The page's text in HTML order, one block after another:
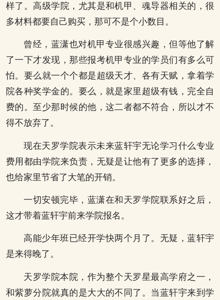
样了。高级学院，尤其是和机甲、魂导器相关的，很
多材料都要自己购买，那可不是个小数目。
曾经，蓝潇也对机甲专业很感兴趣，但等他了解
了一下才发现，那些报考机甲专业的学员们有多么可
怕。要么就一个个都是超级天才、各有天赋，拿着学
院各种奖学金的。要么，就是家里超级有钱，完全自
费的。至少那时候的他，这二者都不符合，所以才不
得不放弃了。
现在天罗学院表示未来蓝轩宇无论学习什么专业
费用都由学院来负责，无疑是让他有了更多的选择，
也给家里节省了大笔的开销。
一切安顿完毕，蓝潇在和天罗学院联系好之后，
这才带着蓝轩宇前来学院报名。
高能少年班已经开学快两个月了。无疑，蓝轩宇
是来得晚了。
天罗学院本院，作为整个天罗星最高学府之一，
和紫萝分院就真的是大大的不同了。当蓝轩宇来到学